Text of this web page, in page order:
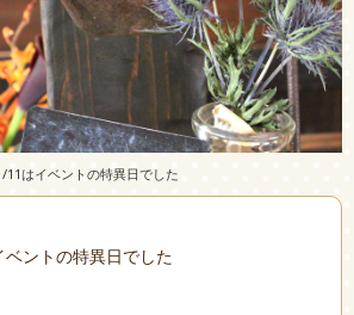
索
11はイベントの特異日でした
ントの特異日でした